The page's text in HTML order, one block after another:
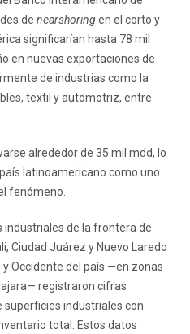
de nearshoringen el corto y
significarían hasta 78 mil
en nuevas exportaciones de
de industrias como la
textil y automotriz, entre
alrededor de 35 mil mdd, lo
latinoamericano como uno
fenómeno.
industriales de la frontera de
Ciudad Juárez y Nuevo Laredo
Occidente del país —en zonas
registraron cifras
industriales con
total. Estos datos